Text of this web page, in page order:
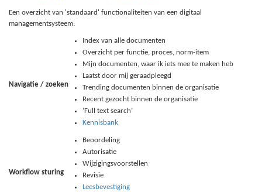
Een overzicht van 'standaard' functionaliteiten van een digitaal
managementsysteem:
Navigatie / zoeken
Index van alle documenten
Overzicht per functie, proces, norm-item
Mijn documenten, waar ik iets mee te maken heb
Laatst door mij geraadpleegd
Trending documenten binnen de organisatie
Recent gezocht binnen de organisatie
‘Full text search’
Kennisbank
Workflow sturing
Beoordeling
Autorisatie
Wijzigingsvoorstellen
Revisie
Leesbevestiging